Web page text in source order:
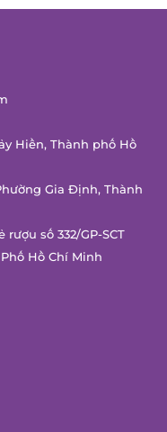
Hiền, Thành phố Hồ
Gia Định, Thành
số 332/GP-SCT
Hồ Chí Minh